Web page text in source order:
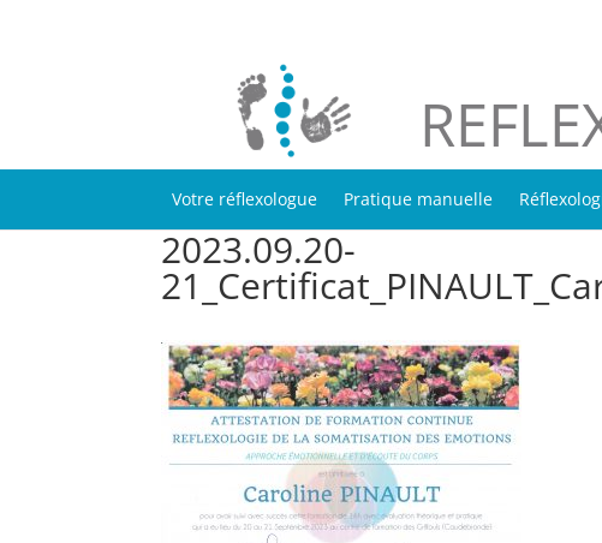
Votre réflexologue Pratique manuelle
2023.09.20-